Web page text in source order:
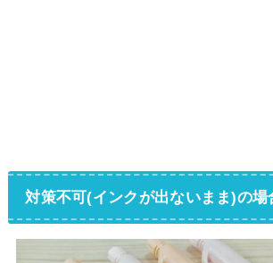
対策不可(インクが出ないまま)の場